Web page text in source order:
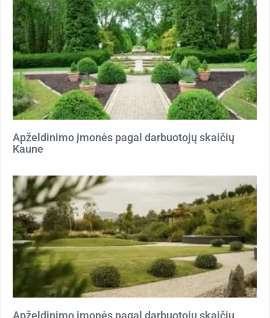
Apželdinimo įmonės pagal darbuotojų skaičių
Kaune
Apželdinimo įmonės pagal darbuotojų skaičių